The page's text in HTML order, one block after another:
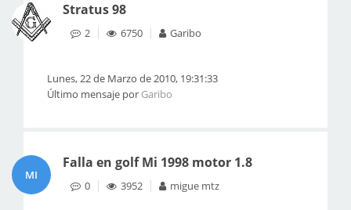
Stratus 98
2 6750 Garibo
Lunes, 22 de Marzo de 2010, 19:31:33
Último mensaje por Garibo
MI
Falla en golf Mi 1998 motor 1.8
0 3952 migue mtz